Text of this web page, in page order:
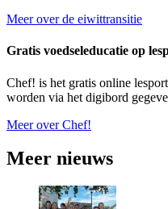
Meer over de eiwittransitie
Gratis voedseleducatie op
Chef! is het gratis online
worden via het digibord
Meer over Chef!
Meer nieuws